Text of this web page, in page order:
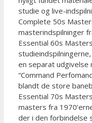
studie og live-
Complete 50s
masterindspilninger
Essential 60s
en separat udgivelse
“Command
blandt de store
Essential 70s
masters fra
der i den forbindelse